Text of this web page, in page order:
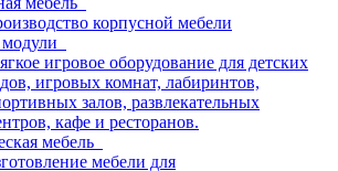
корпусной мебели
игровое оборудование для детских
игровых комнат, лабиринтов,
залов, развлекательных
кафе и ресторанов.
мебель
мебели для